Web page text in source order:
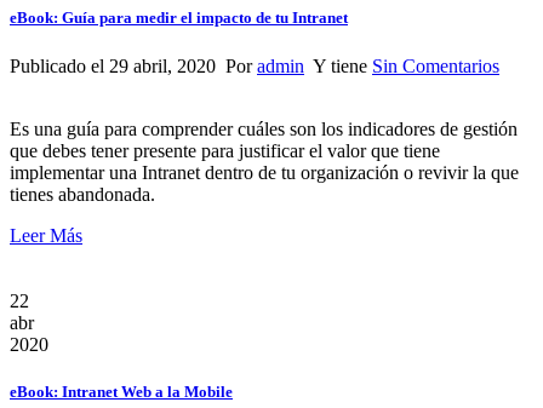
eBook: Guía para medir el impacto de tu Intranet
Publicado el 29 abril, 2020 Poradmin Y tiene Sin Comentarios
Es una guía para comprender cuáles son los indicadores de gestión
que debes tener presente para justificar el valor que tiene
implementar una Intranet dentro de tu organización o revivir la que
tienes abandonada.
Leer Más
22
abr
2020
eBook: Intranet Web a la Mobile